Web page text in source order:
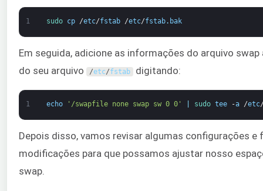
1 sudo cp /etc/fstab /etc/fstab. bak
Em seguida, adicione as informações do arquivo swap
do seu arquivo
/etc/fstab digitando:
1 echo '/swapfile none swap sw 0 0' sudo tee -a /etc
Depois disso, vamos revisar algumas configurações e
modificações para que possamos ajustar nosso
swap.